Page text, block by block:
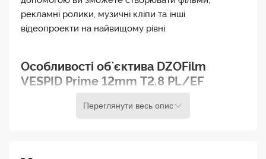
рекламні ролики, музичні кліпи та інші
відеопроекти на найвищому рівні.
Особливості об`єктива DZOFilm
VESPID Prime 12mm T2.8 PL/EF
Об`єктив DZOFilm VESPID Prime 12mm T2.8
Переглянути весь опис